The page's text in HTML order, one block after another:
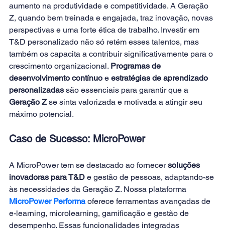
aumento na produtividade e competitividade. A Geração
Z, quando bem treinada e engajada, traz inovação, novas
perspectivas e uma forte ética de trabalho. Investir em
T&D personalizado não só retém esses talentos, mas
também os capacita a contribuir significativamente para o
crescimento organizacional. Programas de
desenvolvimento contínuo e estratégias de aprendizado
personalizadas são essenciais para garantir que a
Geração Z se sinta valorizada e motivada a atingir seu
máximo potencial.
Caso de Sucesso: MicroPower
A MicroPower tem se destacado ao fornecer soluções
inovadoras para T&D e gestão de pessoas, adaptando-se
às necessidades da Geração Z. Nossa plataforma
MicroPower Performa oferece ferramentas avançadas de
e-learning, microlearning, gamificação e gestão de
desempenho. Essas funcionalidades integradas